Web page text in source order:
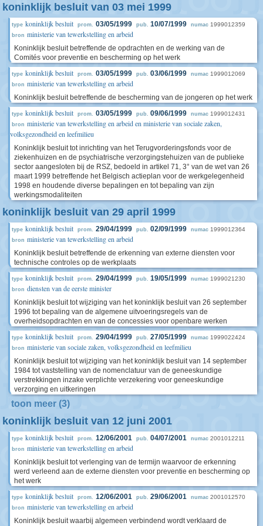
koninklijk besluit van 03 mei 1999
type koninklijk besluit prom. 03/05/1999 pub. 10/07/1999 numac 1999012359
bron ministerie van tewerkstelling en arbeid
Koninklijk besluit betreffende de opdrachten en de werking van de
Comités voor preventie en bescherming op het werk
type koninklijk besluit prom. 03/05/1999 pub. 03/06/1999 numac 1999012069
bron ministerie van tewerkstelling en arbeid
Koninklijk besluit betreffende de bescherming van de jongeren op het werk
type koninklijk besluit prom. 03/05/1999 pub. 09/06/1999 numac 1999012431
bron ministerie van tewerkstelling en arbeid en ministerie van sociale zaken,
volksgezondheid en leefmilieu
Koninklijk besluit tot inrichting van het Terugvorderingsfonds voor de
ziekenhuizen en de psychiatrische verzorgingstehuizen van de publieke
sector aangesloten bij de RSZ, bedoeld in artikel 71, 3° van de wet van 26
maart 1999 betreffende het Belgisch actieplan voor de werkgelegenheid
1998 en houdende diverse bepalingen en tot bepaling van zijn
werkingsmodaliteiten
koninklijk besluit van 29 april 1999
type koninklijk besluit prom. 29/04/1999 pub. 02/09/1999 numac 1999012364
bron ministerie van tewerkstelling en arbeid
Koninklijk besluit betreffende de erkenning van externe diensten voor
technische controles op de werkplaats
type koninklijk besluit prom. 29/04/1999 pub. 19/05/1999 numac 1999021230
bron diensten van de eerste minister
Koninklijk besluit tot wijziging van het koninklijk besluit van 26 september
1996 tot bepaling van de algemene uitvoeringsregels van de
overheidsopdrachten en van de concessies voor openbare werken
type koninklijk besluit prom. 29/04/1999 pub. 27/05/1999 numac 1999022424
bron ministerie van sociale zaken, volksgezondheid en leefmilieu
Koninklijk besluit tot wijziging van het koninklijk besluit van 14 september
1984 tot vaststelling van de nomenclatuur van de geneeskundige
verstrekkingen inzake verplichte verzekering voor geneeskundige
verzorging en uitkeringen
toon meer (3)
koninklijk besluit van 12 juni 2001
type koninklijk besluit prom. 12/06/2001 pub. 04/07/2001 numac 2001012211
bron ministerie van tewerkstelling en arbeid
Koninklijk besluit tot verlenging van de termijn waarvoor de erkenning
werd verleend aan de externe diensten voor preventie en bescherming op
het werk
type koninklijk besluit prom. 12/06/2001 pub. 29/06/2001 numac 2001012570
bron ministerie van tewerkstelling en arbeid
Koninklijk besluit waarbij algemeen verbindend wordt verklaard de